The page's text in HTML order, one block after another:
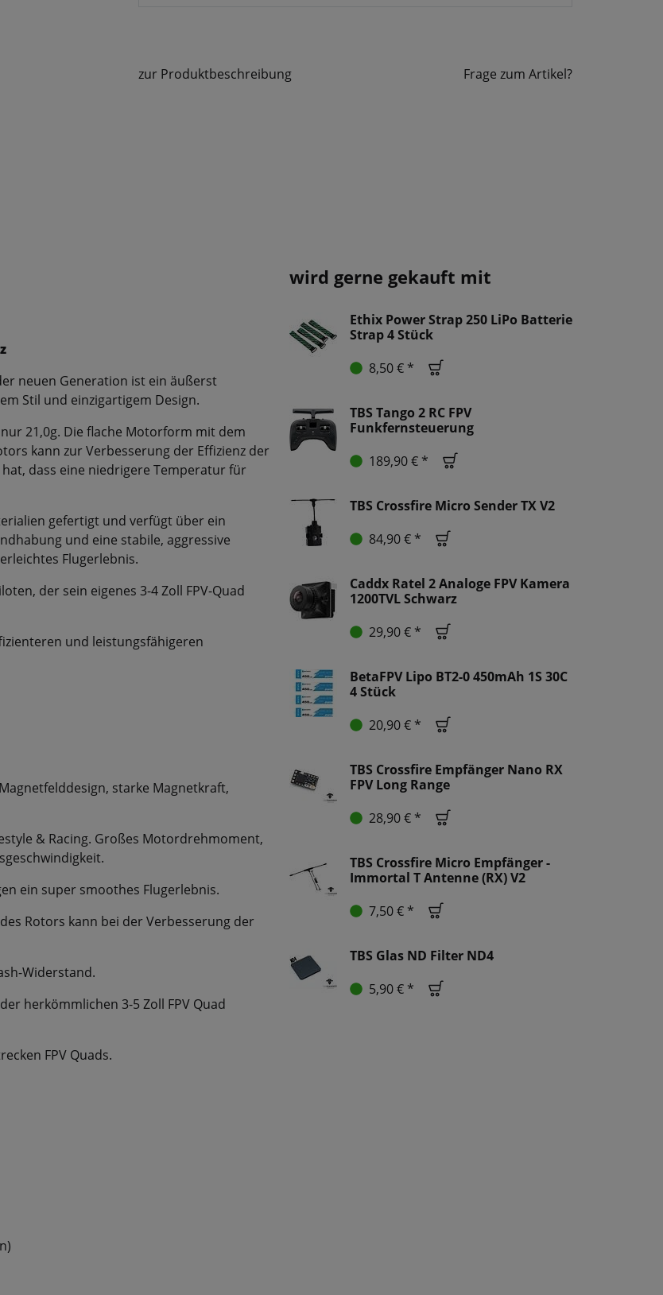
zur Produktbeschreibung Frage zum Artikel?
neuen Generation ist ein äußerst
Stil und einzigartigem Design.
21,0g. Die flache Motorform mit dem
kann zur Verbesserung der Effizienz der
dass eine niedrigere Temperatur für
gefertigt und verfügt über ein
und eine stabile, aggressive
Flugerlebnis.
der sein eigenes 3-4 Zoll FPV-Quad
und leistungsfähigeren
starke Magnetkraft,
& Racing. Großes Motordrehmoment,
ein super smoothes Flugerlebnis.
Rotors kann bei der Verbesserung der
Widerstand.
herkömmlichen 3-5 Zoll FPV Quad
FPV Quads.
wird gerne gekauft mit
Ethix Power Strap 250 LiPo Batterie
Strap 4 Stück
8,50 € *
TBS Tango 2 RC FPV
Funkfernsteuerung
189,90 € *
TBS Crossfire Micro Sender TX V2
84,90 € *
Caddx Ratel 2 Analoge FPV Kamera
1200TVL Schwarz
29,90 € *
BetaFPV Lipo BT2-0 450mAh 1S 30C
4 Stück
20,90 € *
TBS Crossfire Empfänger Nano RX
FPV Long Range
28,90 € *
TBS Crossfire Micro Empfänger -
Immortal T Antenne (RX) V2
7,50 € *
TBS Glas ND Filter ND4
5,90 € *